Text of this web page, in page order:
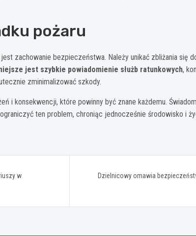
pożaru
zachowanie bezpieczeństwa. Należy unikać zbliżania się
jest szybkie powiadomienie służb ratunkowych,
zminimalizować szkody.
i konsekwencji, które powinny być znane każdemu.
ten problem, chroniąc jednocześnie środowisko i
w
Dzielnicowy omawia